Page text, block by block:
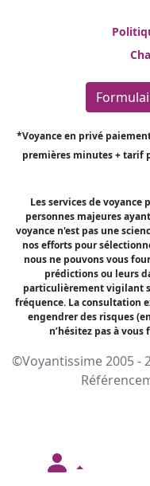
*Voyance en privé
premières minutes + tarif
Les services de voyance
personnes majeures
voyance n'est pas une
nos efforts pour
nous ne pouvons vous
prédictions ou leurs
particulièrement vigilant
fréquence. La consultation
engendrer des risques
n’hésitez pas à
©Voyantissime 2005 -